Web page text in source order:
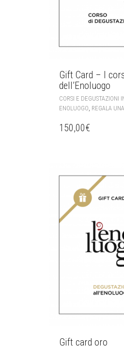
Gift Card – I
dell’Enoluogo
CORSI E DEGUSTAZIONI
ENOLUOGO REGALA
150,00€
Gift card oro